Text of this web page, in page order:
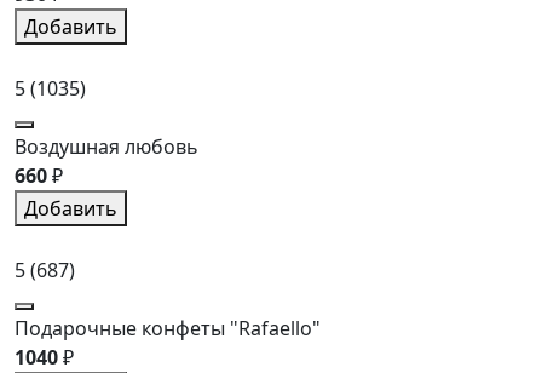
Добавить
5(1035)
Воздушная любовь
660₽
Добавить
5(687)
Подарочные конфеты "Rafaello"
1040₽